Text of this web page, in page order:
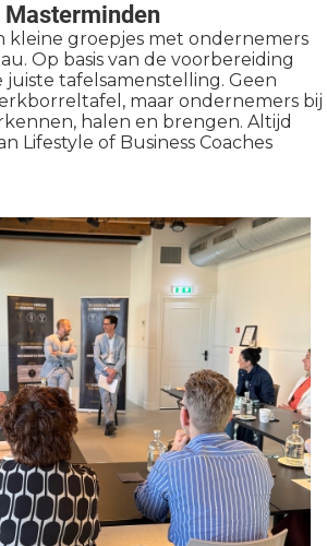
Masterminden
kleine groepjes met ondernemers
Op basis van de voorbereiding
juiste tafelsamenstelling. Geen
maar ondernemers bij
halen en brengen. Altijd
Lifestyle of Business Coaches